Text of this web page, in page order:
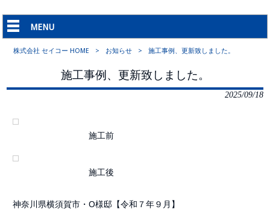
MENU
株式会社 セイコー HOME > お知らせ > 施工事例、更新致しました。
施工事例、更新致しました。
2025/09/18
施工前
施工後
神奈川県横須賀市・O様邸【令和７年９月】